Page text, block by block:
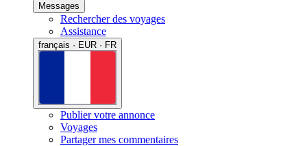
Messages
Rechercher des voyages
Assistance
français · EUR · FR
Publier votre annonce
Voyages
Partager mes commentaires